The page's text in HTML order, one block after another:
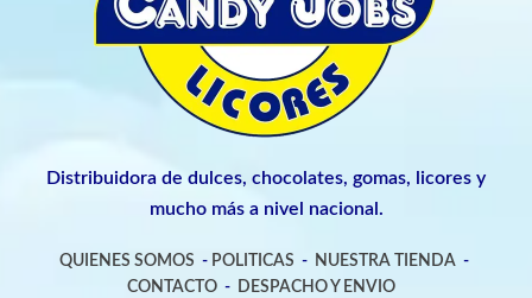
Distribuidora de dulces, chocolates, gomas, licores y
mucho más a nivel nacional.
QUIENES SOMOS - POLITICAS - NUESTRA TIENDA -
CONTACTO- DESPACHO Y ENVIO